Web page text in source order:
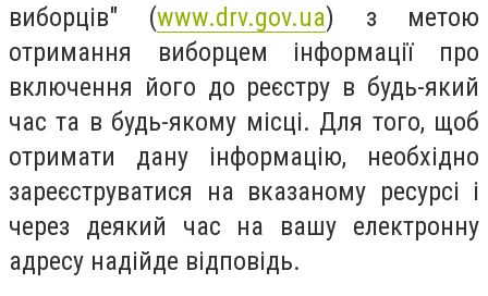
виборців" (www.drv.gov.ua) з метою
отримання виборцем інформації про
включення його до реєстру в будь-який
час та в будь-якому місці. Для того, щоб
отримати дану інформацію, необхідно
зареєструватися на вказаному ресурсі і
через деякий час на вашу електронну
адресу надійде відповідь.